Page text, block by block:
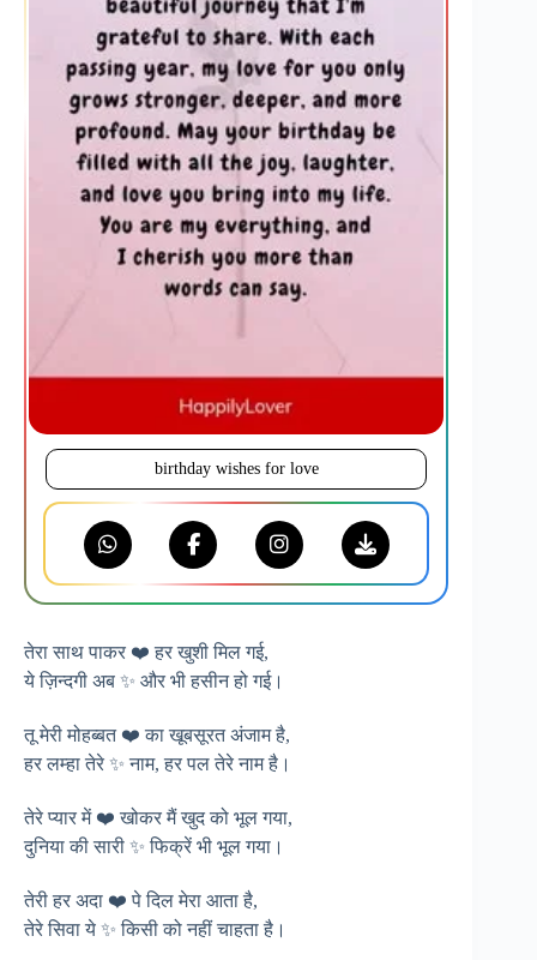
birthday wishes for love
तेरा साथ पाकर ❤️ हर खुशी मिल गई,
ये ज़िन्दगी अब ✨ और भी हसीन हो गई।
तू मेरी मोहब्बत ❤️ का खूबसूरत अंजाम है,
हर लम्हा तेरे ✨ नाम, हर पल तेरे नाम है।
तेरे प्यार में ❤️ खोकर मैं खुद को भूल गया,
दुनिया की सारी ✨ फिक्रें भी भूल गया।
तेरी हर अदा ❤️ पे दिल मेरा आता है,
तेरे सिवा ये ✨ किसी को नहीं चाहता है।